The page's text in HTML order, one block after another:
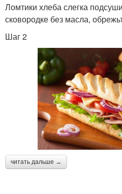
Ломтики хлеба слегка
сковородке без масла,
Шаг 2
читать дальше →